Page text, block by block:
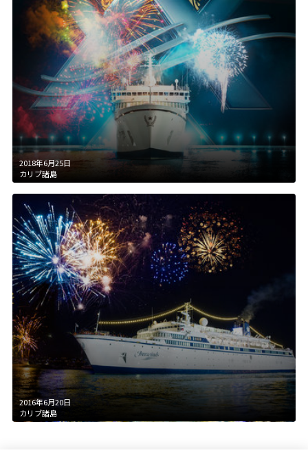
2018年6月25日
カリブ諸島
2016年6月20日
カリブ諸島